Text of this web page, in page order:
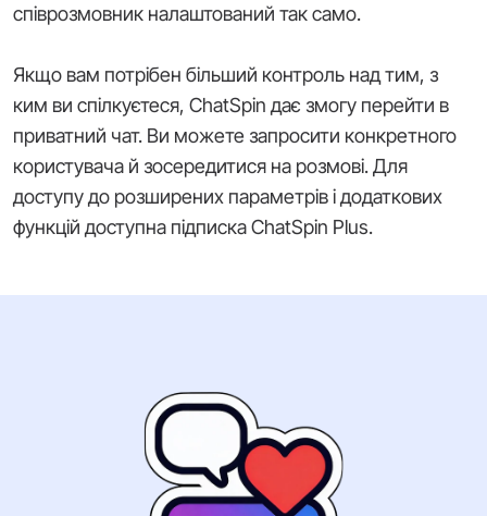
співрозмовник налаштований так само.
Якщо вам потрібен більший контроль над тим, з
ким ви спілкуєтеся, ChatSpin дає змогу перейти в
приватний чат. Ви можете запросити конкретного
користувача й зосередитися на розмові. Для
доступу до розширених параметрів і додаткових
функцій доступна підписка ChatSpin Plus.